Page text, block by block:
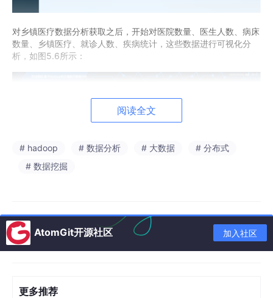
对乡镇医疗数据分析获取之后，开始对医院数量、医生人数、病床
数量、乡镇医疗、就诊人数、疾病统计 ， 这些数据进行可视化分
析，如图5.6所示：
阅读全文
# hadoop # 数据分析 # 大数据
# 分布式
# 数据挖掘
AtomGit开源社区 加入社区
更多推荐